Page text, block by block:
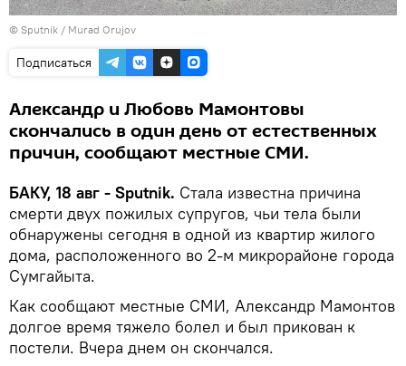
© Sputnik / Murad Orujov
Подписаться
Александр и Любовь Мамонтовы
скончались в один день от естественных
причин, сообщают местные СМИ.
БАКУ, 18 авг - Sputnik. Стала известна причина
смерти двух пожилых супругов, чьи тела были
обнаружены сегодня в одной из квартир жилого
дома, расположенного во 2-м микрорайоне города
Сумгайыта.
Как сообщают местные СМИ, Александр Мамонтов
долгое время тяжело болел и был прикован к
постели. Вчера днем он скончался.